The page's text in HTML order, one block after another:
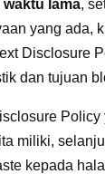
lama,
yang ada,
Disclosure
dan tujuan
Policy
miliki,
kepada